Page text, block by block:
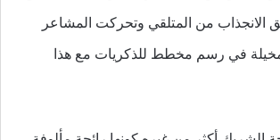
الانجذاب من المتلقي وتحركت المشاعر
في رسم مخطط للذكريات مع هذا